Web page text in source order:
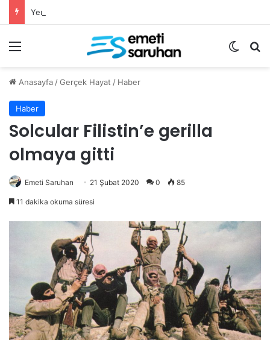
Yeni geleneğimiz Aile Hatimi
Menü Dış
Anasayfa/Gerçek Hayat / Haber
Haber
Solcular Filistin’e gerilla
olmaya gitti
Emeti Saruhan 21 Şubat 2020 0 85
11 dakika okuma süresi